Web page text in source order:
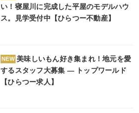
い！寝屋川に完成した平屋のモデルハウ
ス。見学受付中【ひらつー不動産】
NEW 美味しいもん好き集まれ！地元を愛
するスタッフ大募集 ― トップワールド
【ひらつー求人】